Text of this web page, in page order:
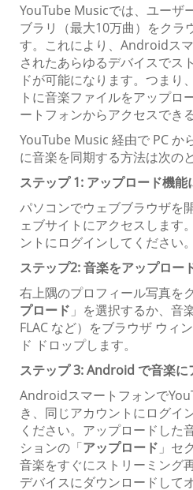
YouTube Musicでは、ユーザ
ブラリ（最大10万曲）をクラ
す。これにより、Androidス
されたあらゆるデバイスでス
ドが可能になります。つまり
トに音楽ファイルをアップ
ートフォンからアクセスでき
YouTube Music 経由で PC
に音楽を同期する方法は次の
ステップ 1: アップロード機能
パソコンでウェブブラウザを
ェブサイトにアクセスします
ントにログインしてください。
ステップ2: 音楽をアップロー
右上隅のプロフィール写真を
プロード 」を選択するか、音
FLAC など）をブラウザ ウィ
ド ドロップします。
ステップ 3: Android で音楽に
Androidスマートフォンで
き、同じアカウントにログイ
ください。アップロードした
ションの「アップロード 」セ
音楽をすぐにストリーミング
デバイスにダウンロードして